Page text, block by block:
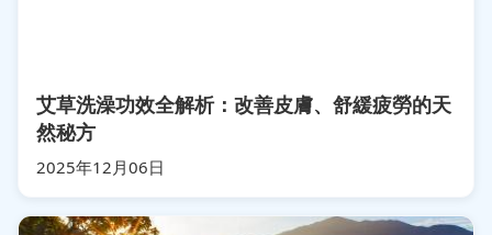
艾草洗澡功效全解析：改善皮膚、舒緩疲勞的天
然秘方
2025年12月06日